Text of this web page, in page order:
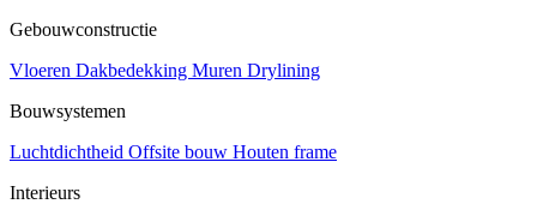
Gebouwconstructie
Vloeren Dakbedekking Muren Drylining
Bouwsystemen
Luchtdichtheid Offsite bouw Houten frame
Interieurs